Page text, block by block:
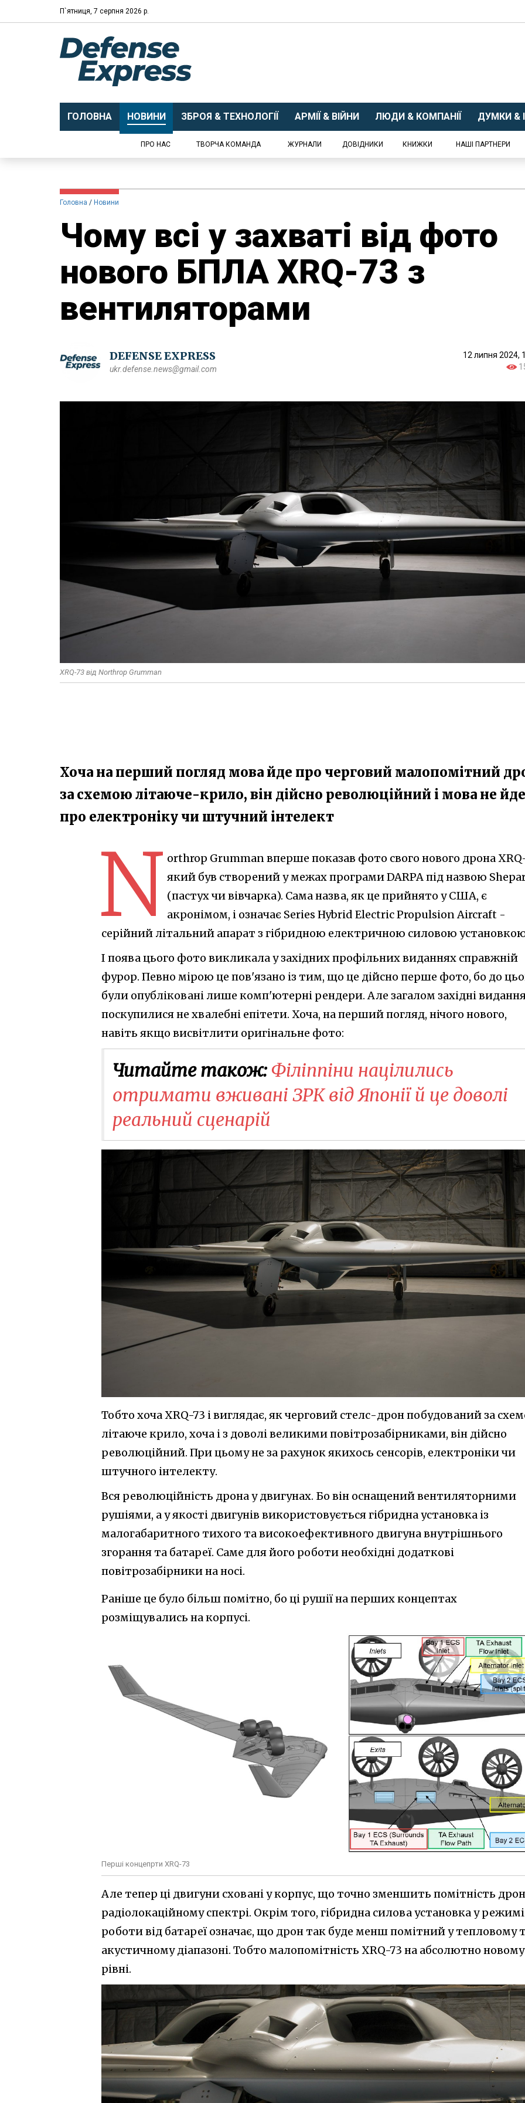
П`ятниця, 7 серпня 2026 р.
ГОЛОВНА НОВИНИ ЗБРОЯ & ТЕХНОЛОГІЇ АРМІЇ & ВІЙНИ ЛЮДИ & КОМПАНІЇ ДУМКИ &
ПРО НАС ТВОРЧА КОМАНДА ЖУРНАЛИ ДОВІДНИКИ КНИЖКИ НАШІ ПАРТНЕРИ
Головна Новини
Чому всі у захваті від фото
нового БПЛА XRQ-73 з
вентиляторами
DEFENSE EXPRESS
ukr.defense.news@gmail.com
12 липня 2024,
XRQ-73 від Northrop Grumman
Хоча на перший погляд мова йде про черговий малопомітний
за схемою літаюче-крило, він дійсно революційний і мова не йде
про електроніку чи штучний інтелект
N orthrop Grumman вперше показав фото свого нового дрона
який був створений у межах програми DARPA під назвою
(пастух чи вівчарка). Сама назва, як це прийнято у США, є
акронімом, і означає Series Hybrid Electric Propulsion Aircraft -
серійний літальний апарат з гібридною електричною силовою
І поява цього фото викликала у західних профільних виданнях справжній
фурор. Певно мірою це пов'язано із тим, що це дійсно перше фото, бо до
були опубліковані лише комп'ютерні рендери. Але загалом західні
поскупилися не хвалебні епітети. Хоча, на перший погляд, нічого нового,
навіть якщо висвітлити оригінальне фото:
Читайте також: Філіппіни націлились
отримати вживані ЗРК від Японії й це доволі
реальний сценарій
Тобто хоча XRQ-73 і виглядає, як черговий стелс-дрон побудований за
літаюче крило, хоча і з доволі великими повітрозабірниками, він дійсно
революційний. При цьому не за рахунок якихось сенсорів, електроніки чи
штучного інтелекту.
Вся революційність дрона у двигунах. Бо він оснащений вентиляторними
рушіями, а у якості двигунів використовується гібридна установка із
малогабаритного тихого та високоефективного двигуна внутрішнього
згорання та батареї. Саме для його роботи необхідні додаткові
повітрозабірники на носі.
Раніше це було більш помітно, бо ці рушії на перших концептах
розміщувались на корпусі.
Перші концепрти XRQ-73
Але тепер ці двигуни сховані у корпус, що точно зменшить помітність
радіолокаційному спектрі. Окрім того, гібридна силова установка у режимі
роботи від батареї означає, що дрон так буде менш помітний у тепловому
акустичному діапазоні. Тобто малопомітність XRQ-73 на абсолютно новому
рівні.